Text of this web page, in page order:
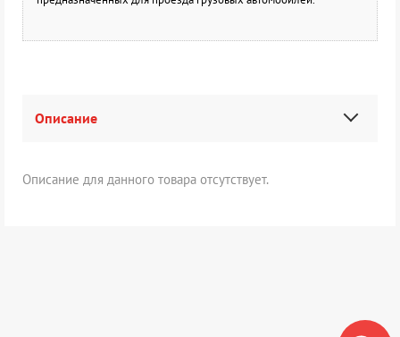
Описание
Описание для данного товара отсутствует.